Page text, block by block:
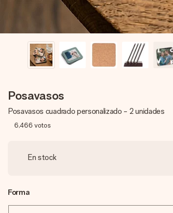
Posavasos
Posavasos cuadrado personalizado - 2 unidades
6,466 votos
En stock
Forma